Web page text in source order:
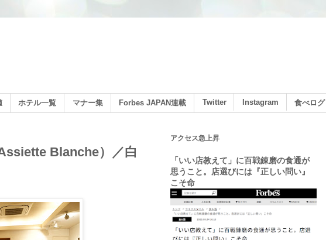
ホテル一覧 マナー集 Forbes JAPAN連載 Twitter Instagram 食べログ
Blanche）／白
アクセス急上昇
「いい店教えて」に百戦錬磨の食通が
思うこと。店選びには『正しい問い』
こそ命